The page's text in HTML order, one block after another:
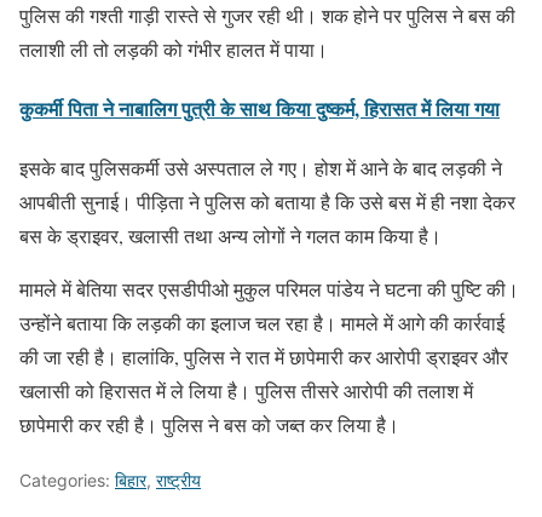
पुलिस की गश्ती गाड़ी रास्ते से गुजर रही थी। शक होने पर पुलिस ने बस की
तलाशी ली तो लड़की को गंभीर हालत में पाया।
कुकर्मी पिता ने नाबालिग पुत्री के साथ किया दुष्कर्म, हिरासत में लिया गया
इसके बाद पुलिसकर्मी उसे अस्पताल ले गए। होश में आने के बाद लड़की ने
आपबीती सुनाई। पीड़िता ने पुलिस को बताया है कि उसे बस में ही नशा देकर
बस के ड्राइवर, खलासी तथा अन्य लोगों ने गलत काम किया है।
मामले में बेतिया सदर एसडीपीओ मुकुल परिमल पांडेय ने घटना की पुष्टि की।
उन्होंने बताया कि लड़की का इलाज चल रहा है। मामले में आगे की कार्रवाई
की जा रही है। हालांकि, पुलिस ने रात में छापेमारी कर आरोपी ड्राइवर और
खलासी को हिरासत में ले लिया है। पुलिस तीसरे आरोपी की तलाश में
छापेमारी कर रही है। पुलिस ने बस को जब्त कर लिया है।
Categories: बिहार, राष्ट्रीय